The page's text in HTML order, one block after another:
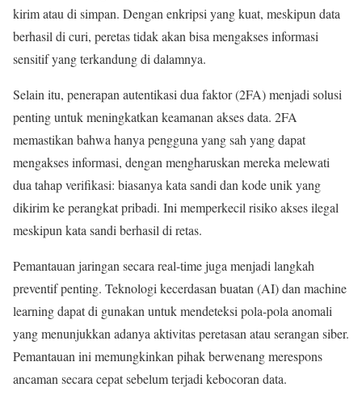
kirim atau di simpan. Dengan enkripsi yang kuat, meskipun data
berhasil di curi, peretas tidak akan bisa mengakses informasi
sensitif yang terkandung di dalamnya.
Selain itu, penerapan autentikasi dua faktor (2FA) menjadi solusi
penting untuk meningkatkan keamanan akses data. 2FA
memastikan bahwa hanya pengguna yang sah yang dapat
mengakses informasi, dengan mengharuskan mereka melewati
dua tahap verifikasi: biasanya kata sandi dan kode unik yang
dikirim ke perangkat pribadi. Ini memperkecil risiko akses ilegal
meskipun kata sandi berhasil di retas.
Pemantauan jaringan secara real-time juga menjadi langkah
preventif penting. Teknologi kecerdasan buatan (AI) dan machine
learning dapat di gunakan untuk mendeteksi pola-pola anomali
yang menunjukkan adanya aktivitas peretasan atau serangan siber.
Pemantauan ini memungkinkan pihak berwenang merespons
ancaman secara cepat sebelum terjadi kebocoran data.